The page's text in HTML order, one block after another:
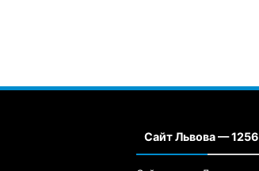
Сайт Львова — 1256